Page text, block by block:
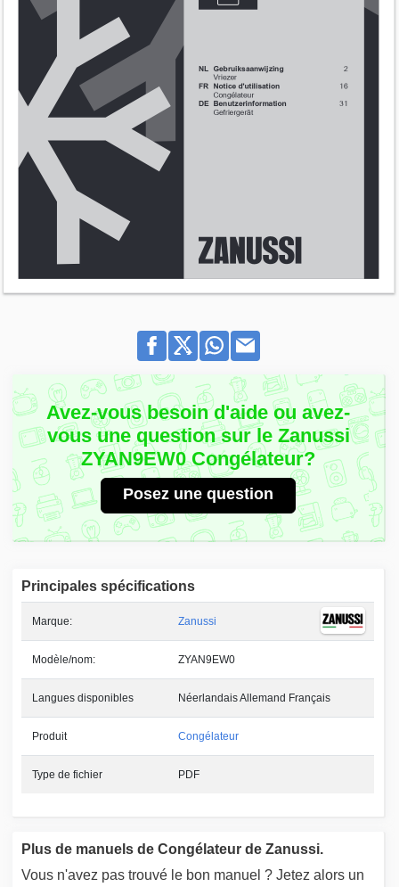
Avez-vous besoin d'aide ou avez-
vous une question sur le Zanussi
ZYAN9EW0 Congélateur?
Posez une question
Principales spécifications
Marque: Zanussi
Modèle/nom: ZYAN9EW0
Langues disponibles Néerlandais Allemand Français
Produit Congélateur
Type de fichier PDF
Plus de manuels de Congélateur de Zanussi.
Vous n'avez pas trouvé le bon manuel ? Jetez alors un